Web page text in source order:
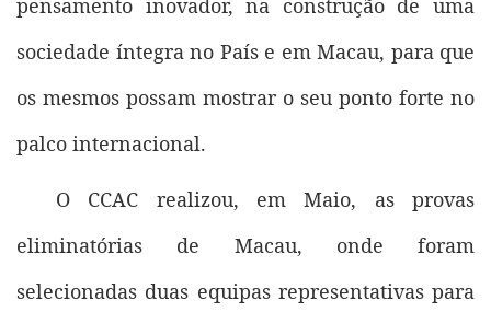
pensamento inovador, na construção de uma
sociedade íntegra no País e em Macau, para que
os mesmos possam mostrar o seu ponto forte no
palco internacional.
O CCAC realizou, em Maio, as provas
eliminatórias de Macau, onde foram
selecionadas duas equipas representativas para